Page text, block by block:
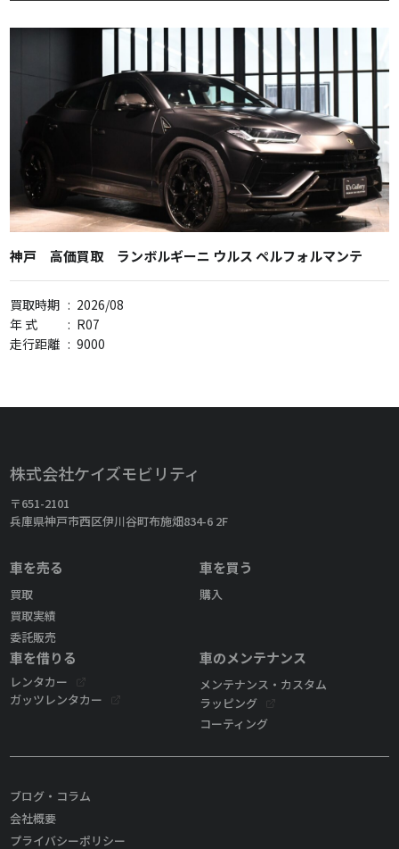
神戸 高価買取 ランボルギーニ ウルス ペルフォルマンテ
買取時期 : 2026/08
年 式
: R07
走行距離 : 9000
株式会社ケイズモビリティ
〒651-2101
兵庫県神戸市西区伊川谷町布施畑834-6 2F
車を売る
買取
買取実績
委託販売
車を買う
購入
車を借りる
レンタカー
ガッツレンタカー
車のメンテナンス
メンテナンス・カスタム
ラッピング
コーティング
ブログ・コラム
会社概要
プライバシーポリシー